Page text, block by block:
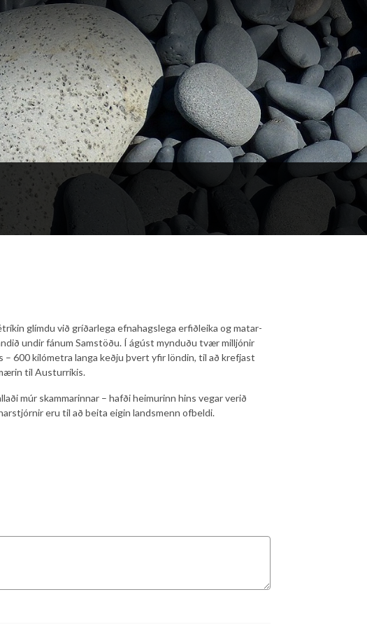
glímdu við gríðarlega efna­hags­lega erfiðleika og mat­ar­
und­ir fán­um Sam­stöðu. Í ág­úst mynduðu tvær millj­ón­ir
600 kíló­metra langa keðju þvert yfir lönd­in, til að krefjast
til Aust­ur­rík­is.
múr skamm­ar­inn­ar – hafði heim­ur­inn hins veg­ar verið
eru til að beita eig­in lands­menn of­beldi.